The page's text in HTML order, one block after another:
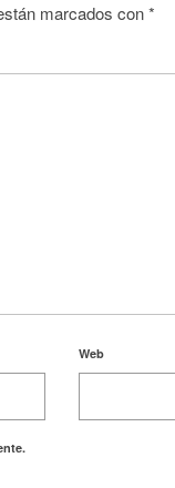
marcados con*
Web